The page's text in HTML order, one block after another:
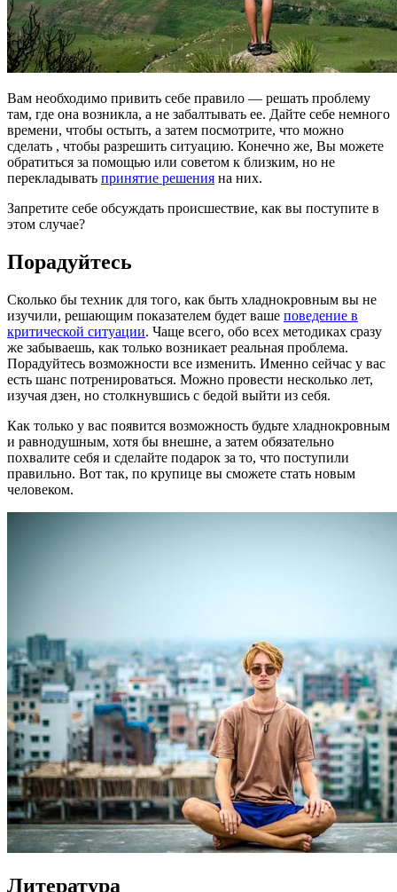
Вам необходимо привить себе правило — решать проблему
там, где она возникла, а не забалтывать ее. Дайте себе немного
времени, чтобы остыть, а затем посмотрите, что можно
сделать , чтобы разрешить ситуацию. Конечно же, Вы можете
обратиться за помощью или советом к близким, но не
перекладывать принятие решения на них.
Запретите себе обсуждать происшествие, как вы поступите в
этом случае?
Порадуйтесь
Сколько бы техник для того, как быть хладнокровным вы не
изучили, решающим показателем будет ваше поведение в
критической ситуации. Чаще всего, обо всех методиках сразу
же забываешь, как только возникает реальная проблема.
Порадуйтесь возможности все изменить. Именно сейчас у вас
есть шанс потренироваться. Можно провести несколько лет,
изучая дзен, но столкнувшись с бедой выйти из себя.
Как только у вас появится возможность будьте хладнокровным
и равнодушным, хотя бы внешне, а затем обязательно
похвалите себя и сделайте подарок за то, что поступили
правильно. Вот так, по крупице вы сможете стать новым
человеком.
Литература